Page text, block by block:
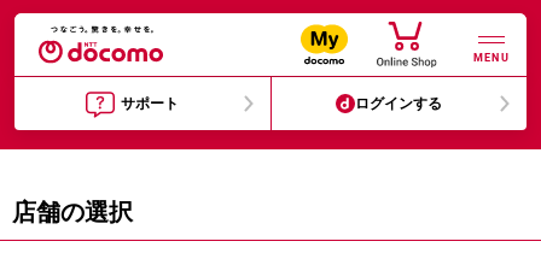
MENU
サポート ログインする
店舗の選択